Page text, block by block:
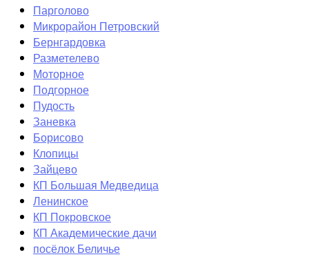
Парголово
Микрорайон Петровский
Бернгардовка
Разметелево
Моторное
Подгорное
Пудость
Заневка
Борисово
Клопицы
Зайцево
КП Большая Медведица
Ленинское
КП Покровское
КП Академические дачи
посёлок Беличье